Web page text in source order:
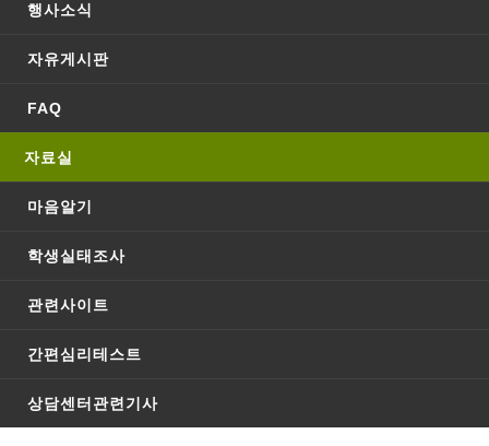
행사소식
자유게시판
FAQ
자료실
마음알기
학생실태조사
관련사이트
간편심리테스트
상담센터관련기사
(우)27478 충북 충주시 충원대로 268(단월동) 학생회관 1층 학생상담센터 안내